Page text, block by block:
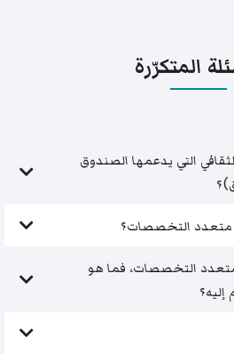
المتكرّرة
التي يدعمها الصندوق
متعدد التخصصات؟
التخصصات، فما هو